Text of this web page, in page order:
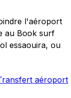
l'aéroport
au Book surf
essaouira, ou
aéroport